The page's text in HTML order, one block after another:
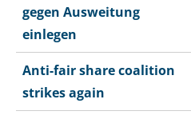
gegen Ausweitung
einlegen
Anti-fair share coalition
strikes again